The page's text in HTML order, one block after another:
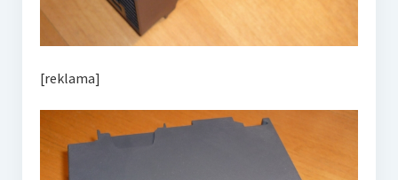
[reklama]